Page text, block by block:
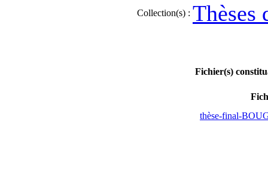
Collection(s) : Thèses
Fichier(s)
thèse-final-